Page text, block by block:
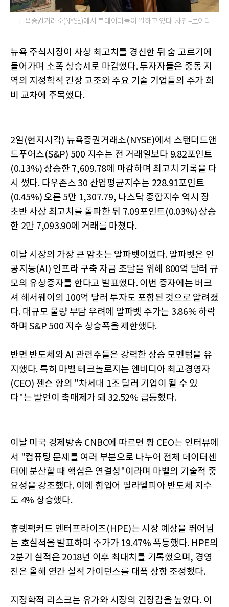
뉴욕증권거래소(NYSE)에서 트레이더들이 일하고 있다. 사진=로이터
뉴욕 주식시장이 사상 최고치를 경신한 뒤 숨 고르기에
들어가며 소폭 상승세로 마감했다. 투자자들은 중동 지
역의 지정학적 긴장 고조와 주요 기술 기업들의 주가 희
비 교차에 주목했다.
2일(현지시각) 뉴욕증권거래소(NYSE)에서 스탠더드앤
드푸어스(S&P) 500 지수는 전 거래일보다 9.82포인트
(0.13%) 상승한 7,609.78에 마감하며 최고치 기록을 다
시 썼다. 다우존스 30 산업평균지수는 228.91포인트
(0.45%) 오른 5만 1,307.79, 나스닥 종합지수 역시 장
초반 사상 최고치를 돌파한 뒤 7.09포인트(0.03%) 상승
한 2만 7,093.90에 거래를 마쳤다.
이날 시장의 가장 큰 암초는 알파벳이었다. 알파벳은 인
공지능(AI) 인프라 구축 자금 조달을 위해 800억 달러 규
모의 유상증자를 한다고 발표했다. 이번 증자에는 버크
셔 해서웨이의 100억 달러 투자도 포함된 것으로 알려졌
다. 대규모 물량 부담 우려에 알파벳 주가는 3.86% 하락
하며 S&P 500 지수 상승폭을 제한했다.
반면 반도체와 AI 관련주들은 강력한 상승 모멘텀을 유
지했다. 특히 마벨 테크놀로지는 엔비디아 최고경영자
(CEO) 젠슨 황의 "차세대 1조 달러 기업이 될 수 있
다"는 발언이 촉매제가 돼 32.52% 급등했다.
이날 미국 경제방송 CNBC에 따르면 황 CEO는 인터뷰에
서 "컴퓨팅 문제를 여러 부분으로 나누어 전체 데이터센
터에 분산할 때 핵심은 연결성"이라며 마벨의 기술적 중
요성을 강조했다. 이에 힘입어 필라델피아 반도체 지수
도 4% 상승했다.
휴렛팩커드 엔터프라이즈(HPE)는 시장 예상을 뛰어넘
는 호실적을 발표하며 주가가 19.47% 폭등했다. HPE의
2분기 실적은 2018년 이후 최대치를 기록했으며, 경영
진은 올해 연간 실적 가이던스를 대폭 상향 조정했다.
지정학적 리스크는 유가와 시장의 긴장감을 높였다. 이